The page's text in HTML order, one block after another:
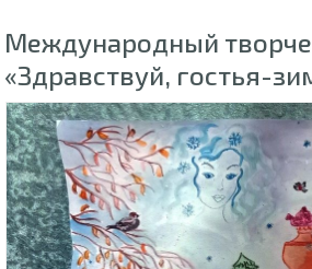
Международный
«Здравствуй, гостья-